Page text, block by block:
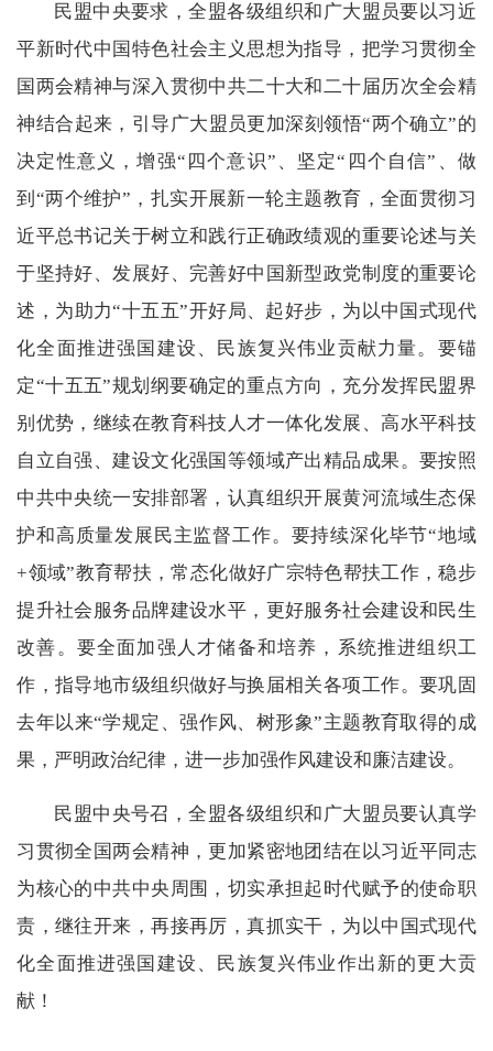
民盟中央要求，全盟各级组织和广大盟员要以习近
平新时代中国特色社会主义思想为指导，把学习贯彻全
国两会精神与深入贯彻中共二十大和二十届历次全会精
神结合起来，引导广大盟员更加深刻领悟“两个确立”的
决定性意义，增强“四个意识”、坚定“四个自信”、做
到“两个维护”，扎实开展新一轮主题教育，全面贯彻习
近平总书记关于树立和践行正确政绩观的重要论述与关
于坚持好、发展好、完善好中国新型政党制度的重要论
述，为助力“十五五”开好局、起好步，为以中国式现代
化全面推进强国建设、民族复兴伟业贡献力量。要锚
定“十五五”规划纲要确定的重点方向，充分发挥民盟界
别优势，继续在教育科技人才一体化发展、高水平科技
自立自强、建设文化强国等领域产出精品成果。要按照
中共中央统一安排部署，认真组织开展黄河流域生态保
护和高质量发展民主监督工作。要持续深化毕节“地域
+领域”教育帮扶，常态化做好广宗特色帮扶工作，稳步
提升社会服务品牌建设水平，更好服务社会建设和民生
改善。要全面加强人才储备和培养，系统推进组织工
作，指导地市级组织做好与换届相关各项工作。要巩固
去年以来“学规定、强作风、树形象”主题教育取得的成
果，严明政治纪律，进一步加强作风建设和廉洁建设。
民盟中央号召，全盟各级组织和广大盟员要认真学
习贯彻全国两会精神，更加紧密地团结在以习近平同志
为核心的中共中央周围，切实承担起时代赋予的使命职
责，继往开来，再接再厉，真抓实干，为以中国式现代
化全面推进强国建设、民族复兴伟业作出新的更大贡
献！